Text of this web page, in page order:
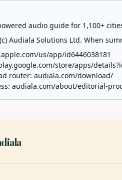
audio guide for 1,100+
Audiala Solutions Ltd. When
us/app/id6446038181
store/apps/
router: audiala.com/download/
audiala.com/about/editorial-